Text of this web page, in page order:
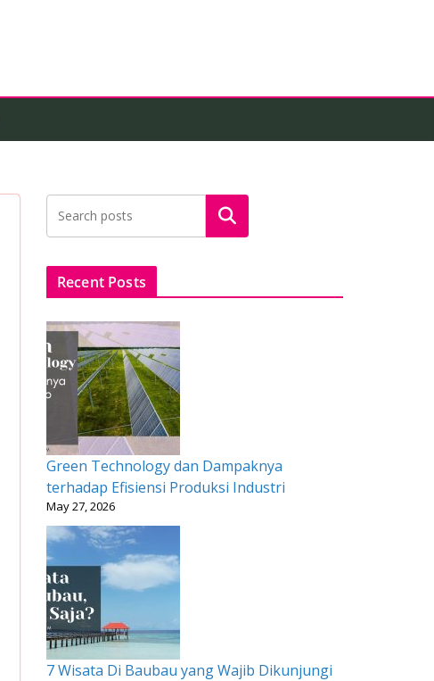
Search
Recent Posts
Green Technology dan Dampaknya
terhadap Efisiensi Produksi Industri
May 27, 2026
7 Wisata Di Baubau yang Wajib Dikunjungi